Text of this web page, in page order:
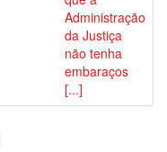
Administração
da Justiça
não tenha
embaraços
[...]